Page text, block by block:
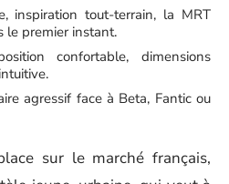
inspiration tout-terrain, la MRT
le premier instant.
confortable, dimensions
agressif face à Beta, Fantic ou
sur le marché français,